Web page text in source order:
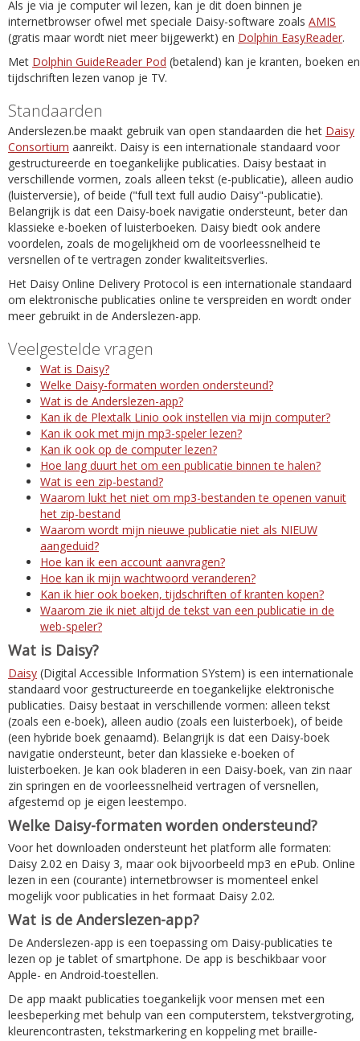
Als je via je computer wil lezen, kan je dit doen binnen je
internetbrowser ofwel met speciale Daisy-software zoals AMIS
(gratis maar wordt niet meer bijgewerkt) en Dolphin EasyReader.
Met Dolphin GuideReader Pod (betalend) kan je kranten, boeken en
tijdschriften lezen vanop je TV.
Standaarden
Anderslezen.be maakt gebruik van open standaarden die het Daisy
Consortium aanreikt. Daisy is een internationale standaard voor
gestructureerde en toegankelijke publicaties. Daisy bestaat in
verschillende vormen, zoals alleen tekst (e-publicatie), alleen audio
(luisterversie), of beide ("full text full audio Daisy"-publicatie).
Belangrijk is dat een Daisy-boek navigatie ondersteunt, beter dan
klassieke e-boeken of luisterboeken. Daisy biedt ook andere
voordelen, zoals de mogelijkheid om de voorleessnelheid te
versnellen of te vertragen zonder kwaliteitsverlies.
Het Daisy Online Delivery Protocol is een internationale standaard
om elektronische publicaties online te verspreiden en wordt onder
meer gebruikt in de Anderslezen-app.
Veelgestelde vragen
Wat is Daisy?
Welke Daisy-formaten worden ondersteund?
Wat is de Anderslezen-app?
Kan ik de Plextalk Linio ook instellen via mijn computer?
Kan ik ook met mijn mp3-speler lezen?
Kan ik ook op de computer lezen?
Hoe lang duurt het om een publicatie binnen te halen?
Wat is een zip-bestand?
Waarom lukt het niet om mp3-bestanden te openen vanuit
het zip-bestand
Waarom wordt mijn nieuwe publicatie niet als NIEUW
aangeduid?
Hoe kan ik een account aanvragen?
Hoe kan ik mijn wachtwoord veranderen?
Kan ik hier ook boeken, tijdschriften of kranten kopen?
Waarom zie ik niet altijd de tekst van een publicatie in de
web-speler?
Wat is Daisy?
Daisy (Digital Accessible Information SYstem) is een internationale
standaard voor gestructureerde en toegankelijke elektronische
publicaties. Daisy bestaat in verschillende vormen: alleen tekst
(zoals een e-boek), alleen audio (zoals een luisterboek), of beide
(een hybride boek genaamd). Belangrijk is dat een Daisy-boek
navigatie ondersteunt, beter dan klassieke e-boeken of
luisterboeken. Je kan ook bladeren in een Daisy-boek, van zin naar
zin springen en de voorleessnelheid vertragen of versnellen,
afgestemd op je eigen leestempo.
Welke Daisy-formaten worden ondersteund?
Voor het downloaden ondersteunt het platform alle formaten:
Daisy 2.02 en Daisy 3, maar ook bijvoorbeeld mp3 en ePub. Online
lezen in een (courante) internetbrowser is momenteel enkel
mogelijk voor publicaties in het formaat Daisy 2.02.
Wat is de Anderslezen-app?
De Anderslezen-app is een toepassing om Daisy-publicaties te
lezen op je tablet of smartphone. De app is beschikbaar voor
Apple- en Android-toestellen.
De app maakt publicaties toegankelijk voor mensen met een
leesbeperking met behulp van een computerstem, tekstvergroting,
kleurencontrasten, tekstmarkering en koppeling met braille-